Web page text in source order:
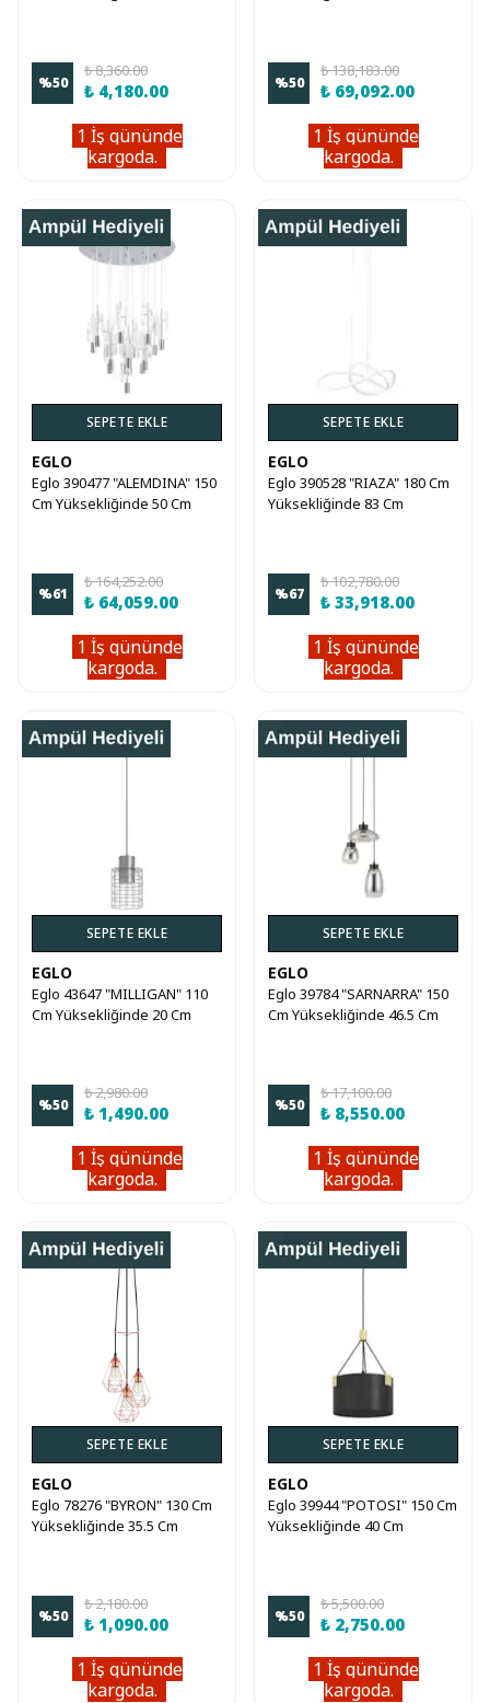
%50
₺ 8,360.00
₺ 4,180.00
1 İş gününde
kargoda.
%50
₺ 138,183.00
₺ 69,092.00
1 İş gününde
kargoda.
SEPETE EKLE
EGLO
Eglo 390477 "ALEMDINA" 150
Cm Yüksekliğinde 50 Cm
%61
₺ 164,252.00
₺ 64,059.00
1 İş gününde
kargoda.
SEPETE EKLE
EGLO
Eglo 390528 "RIAZA" 180 Cm
Yüksekliğinde 83 Cm
%67
₺ 102,780.00
₺ 33,918.00
1 İş gününde
kargoda.
SEPETE EKLE
EGLO
Eglo 43647 "MILLIGAN" 110
Cm Yüksekliğinde 20 Cm
%50
₺ 2,980.00
₺ 1,490.00
1 İş gününde
kargoda.
SEPETE EKLE
EGLO
Eglo 39784 "SARNARRA" 150
Cm Yüksekliğinde 46.5 Cm
%50
₺ 17,100.00
₺ 8,550.00
1 İş gününde
kargoda.
SEPETE EKLE
EGLO
Eglo 78276 "BYRON" 130 Cm
Yüksekliğinde 35.5 Cm
%50
₺ 2,180.00
₺ 1,090.00
1 İş gününde
kargoda.
SEPETE EKLE
EGLO
Eglo 39944 "POTOSI" 150 Cm
Yüksekliğinde 40 Cm
%50
₺ 5,500.00
₺ 2,750.00
1 İş gününde
kargoda.